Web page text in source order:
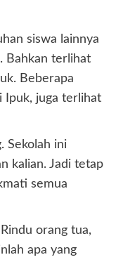
siswa lainnya
Bahkan terlihat
Beberapa
Ipuk, juga terlihat
Sekolah ini
kalian. Jadi tetap
semua
orang tua,
apa yang